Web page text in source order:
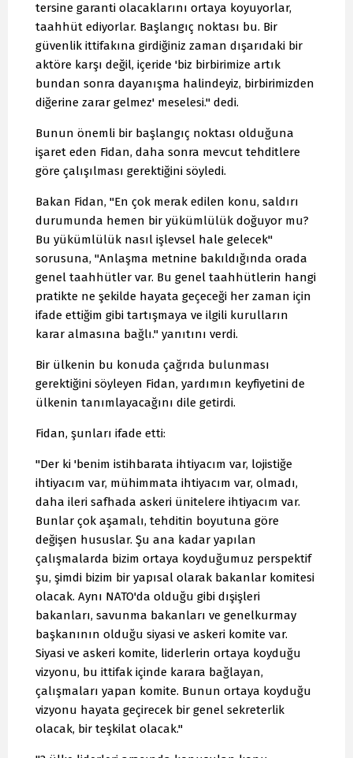
tersine garanti olacaklarını ortaya koyuyorlar,
taahhüt ediyorlar. Başlangıç noktası bu. Bir
güvenlik ittifakına girdiğiniz zaman dışarıdaki bir
aktöre karşı değil, içeride 'biz birbirimize artık
bundan sonra dayanışma halindeyiz, birbirimizden
diğerine zarar gelmez' meselesi." dedi.
Bunun önemli bir başlangıç noktası olduğuna
işaret eden Fidan, daha sonra mevcut tehditlere
göre çalışılması gerektiğini söyledi.
Bakan Fidan, "En çok merak edilen konu, saldırı
durumunda hemen bir yükümlülük doğuyor mu?
Bu yükümlülük nasıl işlevsel hale gelecek"
sorusuna, "Anlaşma metnine bakıldığında orada
genel taahhütler var. Bu genel taahhütlerin hangi
pratikte ne şekilde hayata geçeceği her zaman için
ifade ettiğim gibi tartışmaya ve ilgili kurulların
karar almasına bağlı." yanıtını verdi.
Bir ülkenin bu konuda çağrıda bulunması
gerektiğini söyleyen Fidan, yardımın keyfiyetini de
ülkenin tanımlayacağını dile getirdi.
Fidan, şunları ifade etti:
"Der ki 'benim istihbarata ihtiyacım var, lojistiğe
ihtiyacım var, mühimmata ihtiyacım var, olmadı,
daha ileri safhada askeri ünitelere ihtiyacım var.
Bunlar çok aşamalı, tehditin boyutuna göre
değişen hususlar. Şu ana kadar yapılan
çalışmalarda bizim ortaya koyduğumuz perspektif
şu, şimdi bizim bir yapısal olarak bakanlar komitesi
olacak. Aynı NATO'da olduğu gibi dışişleri
bakanları, savunma bakanları ve genelkurmay
başkanının olduğu siyasi ve askeri komite var.
Siyasi ve askeri komite, liderlerin ortaya koyduğu
vizyonu, bu ittifak içinde karara bağlayan,
çalışmaları yapan komite. Bunun ortaya koyduğu
vizyonu hayata geçirecek bir genel sekreterlik
olacak, bir teşkilat olacak."